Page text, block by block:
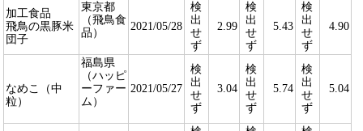
加工食品
飛鳥の黒豚米
団子
東京都
（飛鳥食
品）
2021/05/28
検
出
せ
ず
2.99
検
出
せ
ず
5.43
検
出
せ
ず
4.90
なめこ（中
粒）
福島県
（ハッピ
ーファー
ム）
2021/05/27
検
出
せ
ず
3.04
検
出
せ
ず
5.74
検
出
せ
ず
5.04